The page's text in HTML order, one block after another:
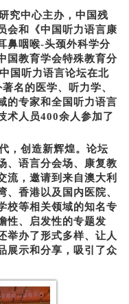
究中心主办，中国残
会和《中国听力语言康
鼻咽喉-头颈外科学分
国教育学会特殊教育分
国听力语言论坛在北
名的医学、听力学、
的专家和全国听力语言
术人员400余人参加了
，创造新辉煌。论坛
、语言分会场、康复教
流，邀请到来自澳大利
、香港以及国内医院、
校等相关领域的知名专
性、启发性的专题发
举办了形式多样、让人
展示和分享，吸引了众